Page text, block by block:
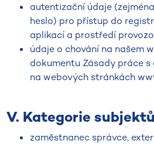
autentizační údaje
heslo) pro přístup do
aplikací a prostředí
údaje o chování na našem
dokumentu Zásady práce s
na webových stránkách
V. Kategorie
zaměstnanec správce,